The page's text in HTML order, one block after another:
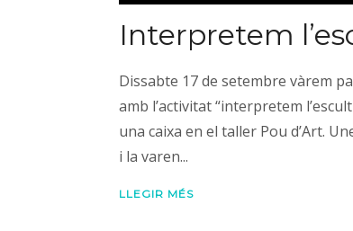
Interpretem
Dissabte 17 de setembre vàrem
amb l’activitat “interpretem
una caixa en el taller Pou d’Art.
i la varen...
LLEGIR MÉS